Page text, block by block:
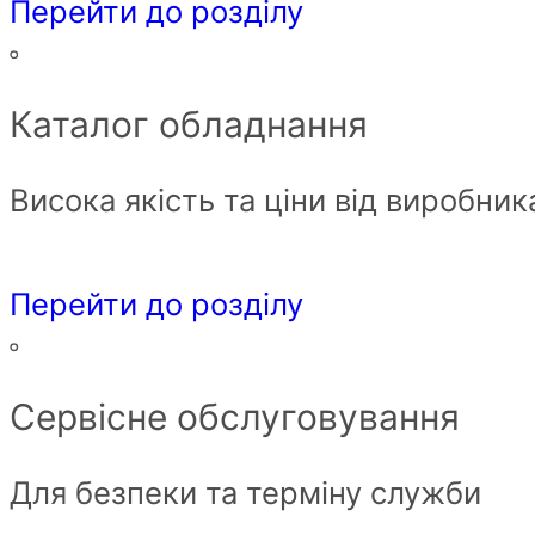
Перейти до розділу
Каталог обладнання
Висока якість та ціни від
Перейти до розділу
Сервісне обслуговування
Для безпеки та терміну служби